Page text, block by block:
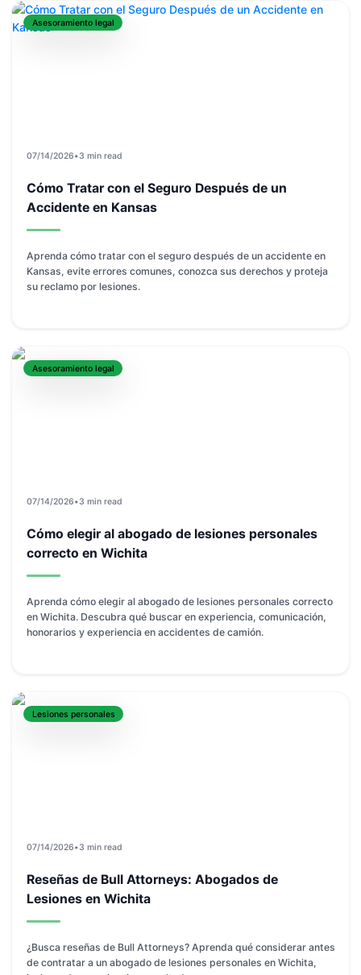
Asesoramiento legal
07/14/2026•3 min read
Cómo Tratar con el Seguro Después de un
Accidente en Kansas
Aprenda cómo tratar con el seguro después de un accidente en
Kansas, evite errores comunes, conozca sus derechos y proteja
su reclamo por lesiones.
Asesoramiento legal
07/14/2026•3 min read
Cómo elegir al abogado de lesiones personales
correcto en Wichita
Aprenda cómo elegir al abogado de lesiones personales correcto
en Wichita. Descubra qué buscar en experiencia, comunicación,
honorarios y experiencia en accidentes de camión.
Lesiones personales
07/14/2026•3 min read
Reseñas de Bull Attorneys: Abogados de
Lesiones en Wichita
¿Busca reseñas de Bull Attorneys? Aprenda qué considerar antes
de contratar a un abogado de lesiones personales en Wichita,